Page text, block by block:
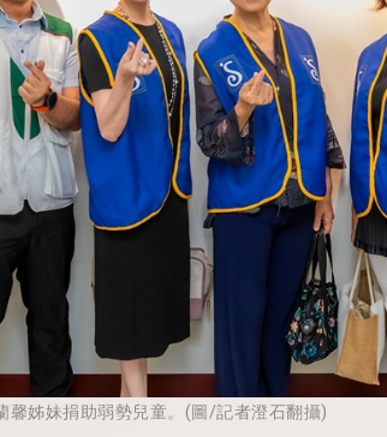
姊妹捐助弱勢兒童。(圖/記者澄石翻攝)